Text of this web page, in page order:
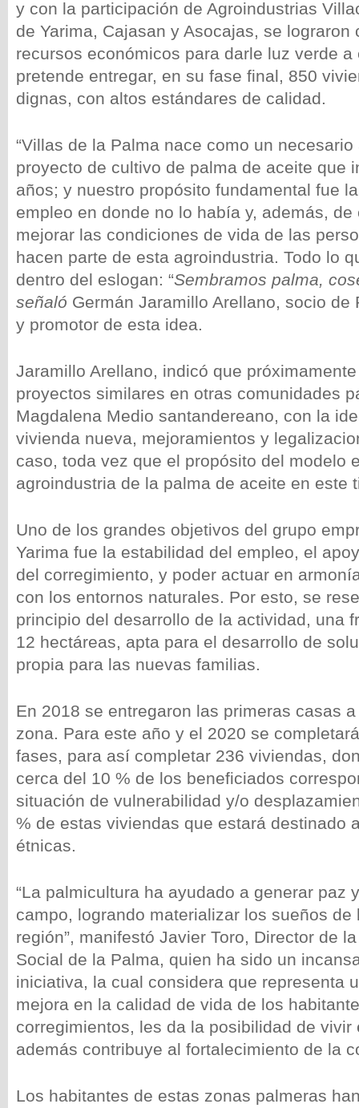
y con la participación de Agroindustrias
de Yarima, Cajasan y Asocajas, se lograron
recursos económicos para darle luz verde
pretende entregar, en su fase final, 850
dignas, con altos estándares de calidad.
“Villas de la Palma nace como un
proyecto de cultivo de palma de aceite que
años; y nuestro propósito fundamental fue
empleo en donde no lo había y, además,
mejorar las condiciones de vida de las
hacen parte de esta agroindustria. Todo lo
dentro del eslogan: “Sembramos palma,
señaló Germán Jaramillo Arellano, socio de
y promotor de esta idea.
Jaramillo Arellano, indicó que
proyectos similares en otras comunidades
Magdalena Medio santandereano, con la
vivienda nueva, mejoramientos y
caso, toda vez que el propósito del modelo
agroindustria de la palma de aceite en este
Uno de los grandes objetivos del grupo
Yarima fue la estabilidad del empleo, el
del corregimiento, y poder actuar en
con los entornos naturales. Por esto, se
principio del desarrollo de la actividad, una
12 hectáreas, apta para el desarrollo de
propia para las nuevas familias.
En 2018 se entregaron las primeras casas
zona. Para este año y el 2020 se
fases, para así completar 236 viviendas,
cerca del 10 % de los beneficiados
situación de vulnerabilidad y/o
% de estas viviendas que estará destinado
étnicas.
“La palmicultura ha ayudado a generar paz
campo, logrando materializar los sueños de
región”, manifestó Javier Toro, Director de
Social de la Palma, quien ha sido un
iniciativa, la cual considera que representa
mejora en la calidad de vida de los
corregimientos, les da la posibilidad de vivir
además contribuye al fortalecimiento de la
Los habitantes de estas zonas palmeras
wp-